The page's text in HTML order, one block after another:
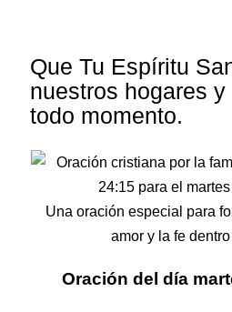
Que Tu Espíritu
nuestros hogares
todo momento.
Una oración especial para
amor y la fe
Oración del día